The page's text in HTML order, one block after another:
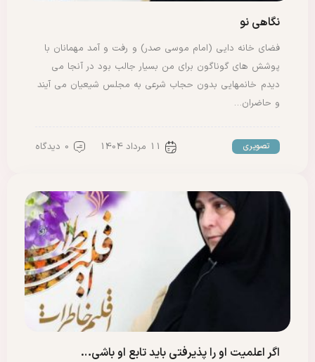
نگاهی نو
فضای خانه دایی (امام موسی صدر) و رفت و آمد مهمانان با
پوشش های گوناگون برای من بسیار جالب بود در آنجا می
دیدم خانمهایی بدون حجاب شرعی به مجلس شیعیان می آیند
و حاضران…
تصویری 11 مرداد 1404 0 دیدگاه
اگر اعلمیت او را پذیرفتی باید تابع او باشی…